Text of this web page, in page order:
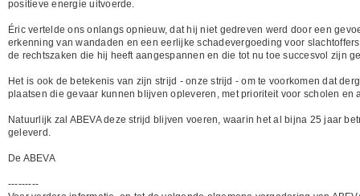
positieve energie uitvoerde.
Éric vertelde ons onlangs opnieuw, dat hij niet gedreven werd door een
erkenning van wandaden en een eerlijke schadevergoeding voor
de rechtszaken die hij heeft aangespannen en die tot nu toe succesvol zijn
Het is ook de betekenis van zijn strijd - onze strijd - om te voorkomen dat
plaatsen die gevaar kunnen blijven opleveren, met prioriteit voor scholen
Natuurlijk zal ABEVA deze strijd blijven voeren, waarin het al bijna 25 jaar
geleverd.
De ABEVA
---------